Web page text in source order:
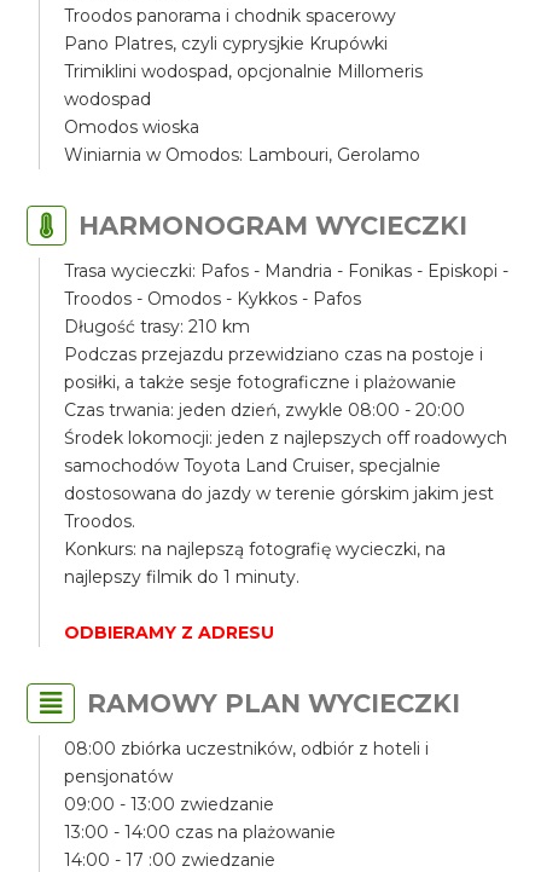
Troodos panorama i chodnik spacerowy
Pano Platres, czyli cyprysjkie Krupówki
Trimiklini wodospad, opcjonalnie Millomeris
wodospad
Omodos wioska
Winiarnia w Omodos: Lambouri, Gerolamo
HARMONOGRAM WYCIECZKI
Trasa wycieczki: Pafos - Mandria - Fonikas - Episkopi -
Troodos - Omodos - Kykkos - Pafos
Długość trasy: 210 km
Podczas przejazdu przewidziano czas na postoje i
posiłki, a także sesje fotograficzne i plażowanie
Czas trwania: jeden dzień, zwykle 08:00 - 20:00
Środek lokomocji: jeden z najlepszych off roadowych
samochodów Toyota Land Cruiser, specjalnie
dostosowana do jazdy w terenie górskim jakim jest
Troodos.
Konkurs: na najlepszą fotografię wycieczki, na
najlepszy filmik do 1 minuty.
ODBIERAMY Z ADRESU
RAMOWY PLAN WYCIECZKI
08:00 zbiórka uczestników, odbiór z hoteli i
pensjonatów
09:00 - 13:00 zwiedzanie
13:00 - 14:00 czas na plażowanie
14:00 - 17 :00 zwiedzanie